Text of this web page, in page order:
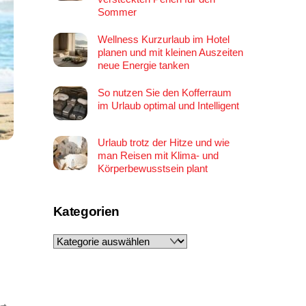
Sommer
Wellness Kurzurlaub im Hotel
planen und mit kleinen Auszeiten
neue Energie tanken
So nutzen Sie den Kofferraum
im Urlaub optimal und Intelligent
Urlaub trotz der Hitze und wie
man Reisen mit Klima- und
Körperbewusstsein plant
Kategorien
Kategorien